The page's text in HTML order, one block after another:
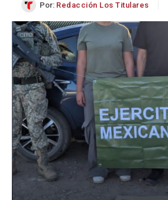
Por: Redacción Los Titulares